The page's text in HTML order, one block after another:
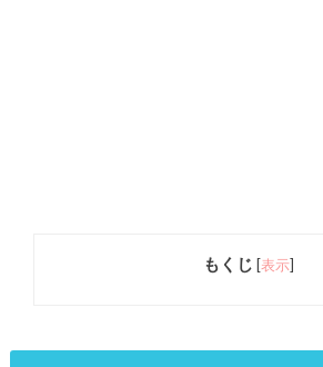
もくじ [表示]